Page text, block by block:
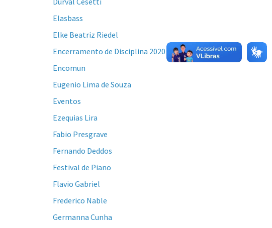
Elasbass
Elke Beatriz Riedel
Encerramento de Disciplina 2020
Encomun
Eugenio Lima de Souza
Eventos
Ezequias Lira
Fabio Presgrave
Fernando Deddos
Festival de Piano
Flavio Gabriel
Frederico Nable
Germanna Cunha